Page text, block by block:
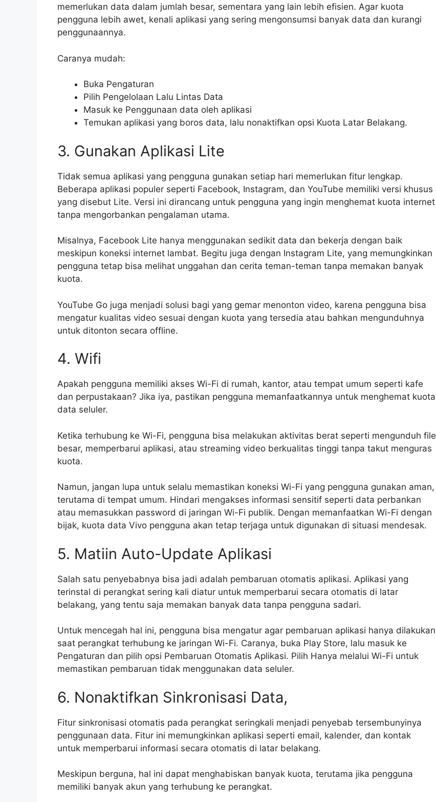
memerlukan data dalam jumlah besar, sementara yang lain lebih efisien. Agar kuota
pengguna lebih awet, kenali aplikasi yang sering mengonsumsi banyak data dan kurangi
penggunaannya.
Caranya mudah:
Buka Pengaturan
Pilih Pengelolaan Lalu Lintas Data
Masuk ke Penggunaan data oleh aplikasi
Temukan aplikasi yang boros data, lalu nonaktifkan opsi Kuota Latar Belakang.
3. Gunakan Aplikasi Lite
Tidak semua aplikasi yang pengguna gunakan setiap hari memerlukan fitur lengkap.
Beberapa aplikasi populer seperti Facebook, Instagram, dan YouTube memiliki versi khusus
yang disebut Lite. Versi ini dirancang untuk pengguna yang ingin menghemat kuota internet
tanpa mengorbankan pengalaman utama.
Misalnya, Facebook Lite hanya menggunakan sedikit data dan bekerja dengan baik
meskipun koneksi internet lambat. Begitu juga dengan Instagram Lite, yang memungkinkan
pengguna tetap bisa melihat unggahan dan cerita teman-teman tanpa memakan banyak
kuota.
YouTube Go juga menjadi solusi bagi yang gemar menonton video, karena pengguna bisa
mengatur kualitas video sesuai dengan kuota yang tersedia atau bahkan mengunduhnya
untuk ditonton secara offline.
4. Wifi
Apakah pengguna memiliki akses Wi-Fi di rumah, kantor, atau tempat umum seperti kafe
dan perpustakaan? Jika iya, pastikan pengguna memanfaatkannya untuk menghemat kuota
data seluler.
Ketika terhubung ke Wi-Fi, pengguna bisa melakukan aktivitas berat seperti mengunduh file
besar, memperbarui aplikasi, atau streaming video berkualitas tinggi tanpa takut menguras
kuota.
Namun, jangan lupa untuk selalu memastikan koneksi Wi-Fi yang pengguna gunakan aman,
terutama di tempat umum. Hindari mengakses informasi sensitif seperti data perbankan
atau memasukkan password di jaringan Wi-Fi publik. Dengan memanfaatkan Wi-Fi dengan
bijak, kuota data Vivo pengguna akan tetap terjaga untuk digunakan di situasi mendesak.
5. Matiin Auto-Update Aplikasi
Salah satu penyebabnya bisa jadi adalah pembaruan otomatis aplikasi. Aplikasi yang
terinstal di perangkat sering kali diatur untuk memperbarui secara otomatis di latar
belakang, yang tentu saja memakan banyak data tanpa pengguna sadari.
Untuk mencegah hal ini, pengguna bisa mengatur agar pembaruan aplikasi hanya dilakukan
saat perangkat terhubung ke jaringan Wi-Fi. Caranya, buka Play Store, lalu masuk ke
Pengaturan dan pilih opsi Pembaruan Otomatis Aplikasi. Pilih Hanya melalui Wi-Fi untuk
memastikan pembaruan tidak menggunakan data seluler.
6. Nonaktifkan Sinkronisasi Data,
Fitur sinkronisasi otomatis pada perangkat seringkali menjadi penyebab tersembunyinya
penggunaan data. Fitur ini memungkinkan aplikasi seperti email, kalender, dan kontak
untuk memperbarui informasi secara otomatis di latar belakang.
Meskipun berguna, hal ini dapat menghabiskan banyak kuota, terutama jika pengguna
memiliki banyak akun yang terhubung ke perangkat.